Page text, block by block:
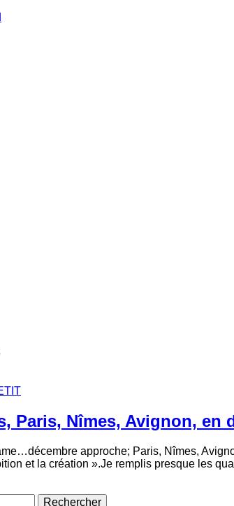
Paris, Nîmes, Avignon, en
approche; Paris, Nîmes,
et la création ».Je remplis presque les